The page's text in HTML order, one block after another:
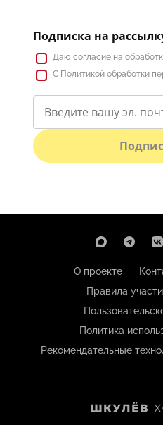
Подписка на
Даю согласие на
С Политикой обработки
О проекте
Правила
Политика
Рекомендательные